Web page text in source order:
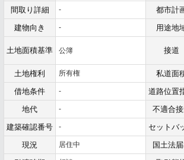
間取り詳細 - 都市計
建物向き - 用途地
土地面積基準 公簿 接道
土地権利 所有権 私道面
借地条件 - 道路位置
地代 - 不適合
建築確認番号 - セットバ
現況 居住中 国土法